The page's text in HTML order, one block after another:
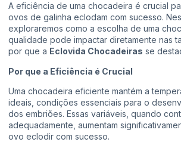
A eficiência de uma chocadeira é crucial
ovos de galinha eclodam com sucesso.
exploraremos como a escolha de uma
qualidade pode impactar diretamente nas
por que a Eclovida Chocadeiras se
Por que a Eficiência é Crucial
Uma chocadeira eficiente mantém a
ideais, condições essenciais para o
dos embriões. Essas variáveis, quando
adequadamente, aumentam
ovo eclodir com sucesso.